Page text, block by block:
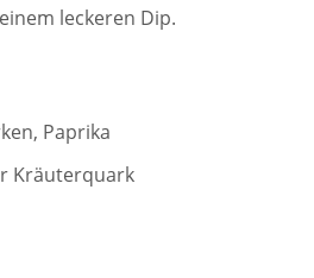
leckeren Dip.
Paprika
Kräuterquark